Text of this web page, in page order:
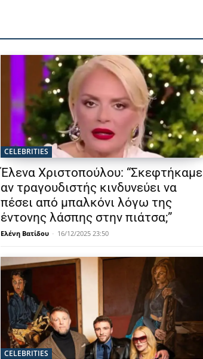
CELEBRITIES
Έλενα Χριστοπούλου: “Σκεφτήκαμε
αν τραγουδιστής κινδυνεύει να
πέσει από μπαλκόνι λόγω της
έντονης λάσπης στην πιάτσα;”
Ελένη Βατίδου - 16/12/2025 23:50
CELEBRITIES